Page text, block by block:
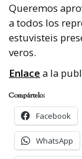
Queremos
a todos los
estuvisteis
veros.
Enlace a la
Compártelo:
Facebook
WhatsApp